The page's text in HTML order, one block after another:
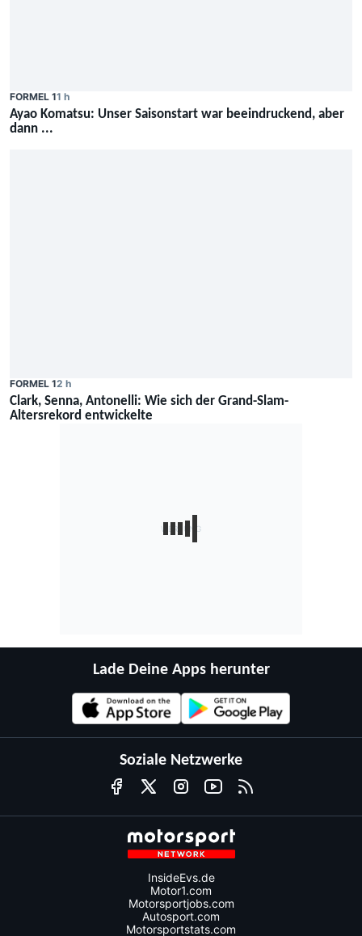
FORMEL 11 h
Ayao Komatsu: Unser Saisonstart war beeindruckend, aber
dann ...
FORMEL 12 h
Clark, Senna, Antonelli: Wie sich der Grand-Slam-
Altersrekord entwickelte
Lade Deine Apps herunter
Soziale Netzwerke
InsideEvs.de
Motor1.com
Motorsportjobs.com
Autosport.com
Motorsportstats.com